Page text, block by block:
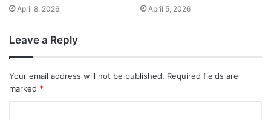
April 8, 2026 April 5, 2026
Leave a Reply
Your email address will not be published. Required fields are
marked *